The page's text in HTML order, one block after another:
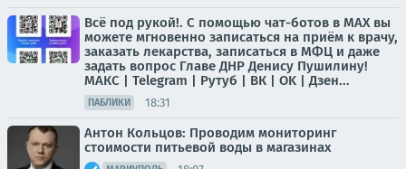
Всё под рукой!. С помощью чат-ботов в МАХ вы
можете мгновенно записаться на приём к врачу,
заказать лекарства, записаться в МФЦ и даже
задать вопрос Главе ДНР Денису Пушилину!
МАКС | Telegram | Рутуб | ВК | OK | Дзен...
ПАБЛИКИ 18:31
Антон Кольцов: Проводим мониторинг
стоимости питьевой воды в магазинах